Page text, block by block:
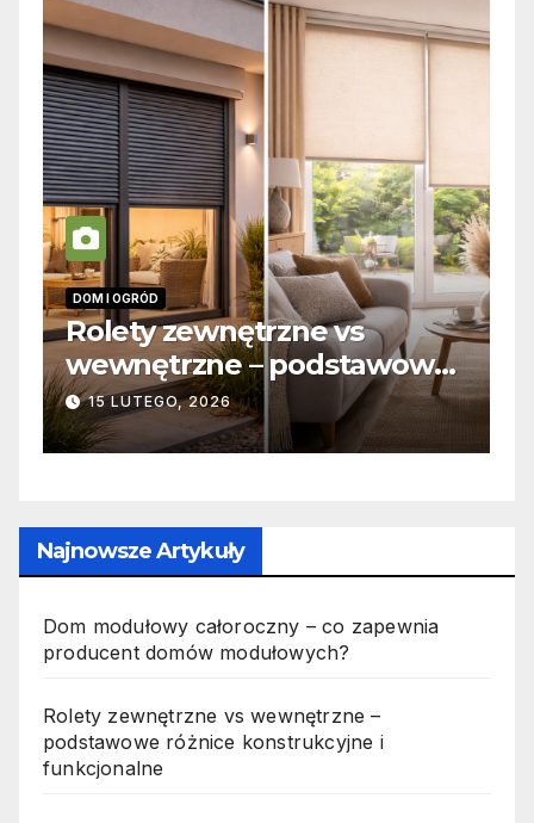
vs
– podstawowe
i
INFORMACJE
Zabicie owada a
jak wygląda to
19 PAŹDZIERNIKA, 2025
Najnowsze Artykuły
Dom modułowy całoroczny – co zapewnia
producent domów modułowych?
Rolety zewnętrzne vs wewnętrzne –
podstawowe różnice konstrukcyjne i
funkcjonalne